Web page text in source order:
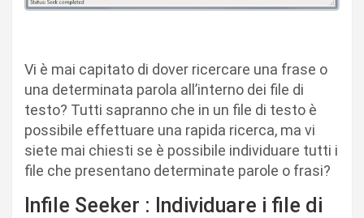
Vi è mai capitato di dover ricercare una frase o
una determinata parola all’interno dei file di
testo? Tutti sapranno che in un file di testo è
possibile effettuare una rapida ricerca, ma vi
siete mai chiesti se è possibile individuare tutti i
file che presentano determinate parole o frasi?
Infile Seeker : Individuare i file di